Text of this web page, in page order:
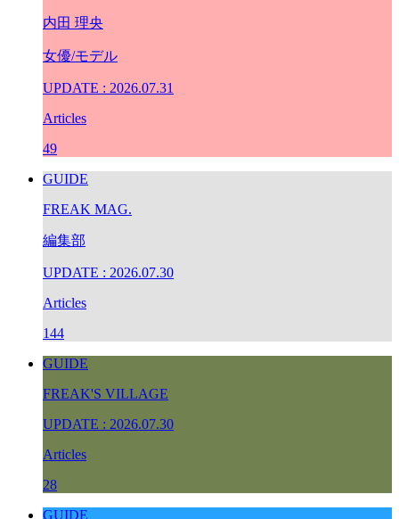
内田 理央
女優/モデル
UPDATE : 2026.07.31
Articles
49
GUIDE
FREAK MAG.
編集部
UPDATE : 2026.07.30
Articles
144
GUIDE
FREAK'S VILLAGE
UPDATE : 2026.07.30
Articles
28
GUIDE